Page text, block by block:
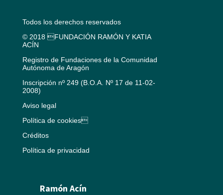
Todos los derechos reservados
© 2018 FUNDACIÓN RAMÓN Y KATIA
ACÍN
Registro de Fundaciones de la Comunidad
Autónoma de Aragón
Inscripción nº 249 (B.O.A. Nº 17 de 11-02-
2008)
Aviso legal
Política de cookies
Créditos
Política de privacidad
Ramón Acín